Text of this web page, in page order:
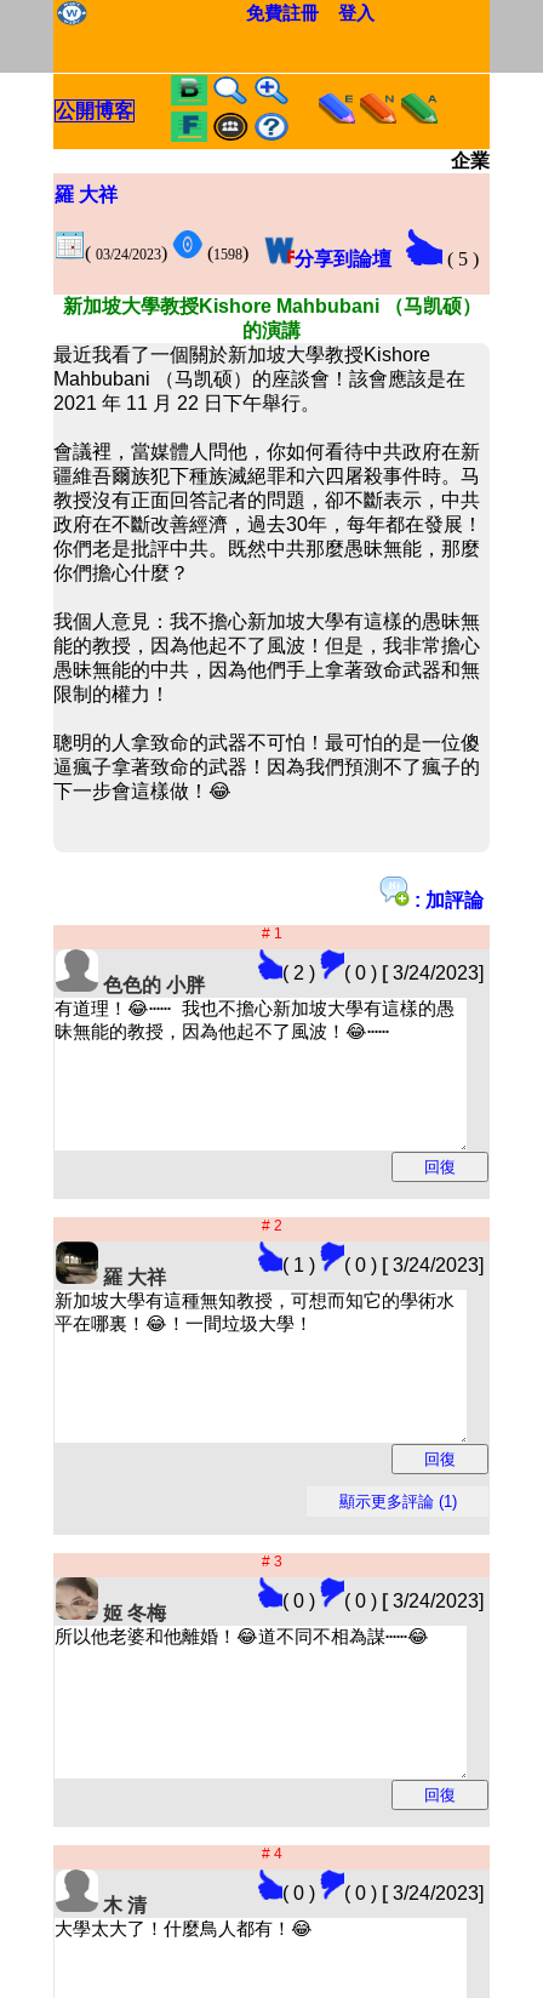
免費註冊 登入
公開博客
企業
羅 大祥
( 03/24/2023) (1598) 分享到論壇 ( 5 )
新加坡大學教授Kishore Mahbubani （马凯硕）
的演講
最近我看了一個關於新加坡大學教授Kishore
Mahbubani （马凯硕）的座談會！該會應該是在
2021 年 11 月 22 日下午舉行。
會議裡，當媒體人問他，你如何看待中共政府在新
疆維吾爾族犯下種族滅絕罪和六四屠殺事件時。马
教授沒有正面回答記者的問題，卻不斷表示，中共
政府在不斷改善經濟，過去30年，每年都在發展！
你們老是批評中共。既然中共那麼愚昧無能，那麼
你們擔心什麼？
我個人意見：我不擔心新加坡大學有這樣的愚昧無
能的教授，因為他起不了風波！但是，我非常擔心
愚昧無能的中共，因為他們手上拿著致命武器和無
限制的權力！
聰明的人拿致命的武器不可怕！最可怕的是一位傻
逼瘋子拿著致命的武器！因為我們預測不了瘋子的
下一步會這樣做！😂
: 加評論
# 1
( 2 ) ( 0 ) [3/24/2023]
色色的 小胖
# 2
( 1 ) ( 0 ) [3/24/2023]
羅 大祥
# 3
( 0 ) ( 0 ) [3/24/2023]
姬 冬梅
# 4
( 0 ) ( 0 ) [3/24/2023]
木 清